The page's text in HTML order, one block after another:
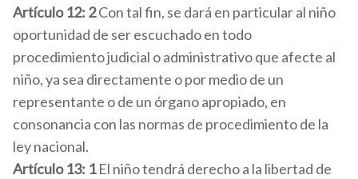
Artículo 12: 2Con tal fin, se dará en particular al niño
oportunidad de ser escuchado en todo
procedimiento judicial o administrativo que afecte al
niño, ya sea directamente o por medio de un
representante o de un órgano apropiado, en
consonancia con las normas de procedimiento de la
ley nacional.
Artículo 13: 1El niño tendrá derecho a la libertad de